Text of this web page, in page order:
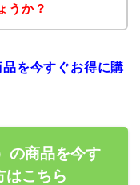
うか？
を今すぐお得に購
の商品を今す
はこちら